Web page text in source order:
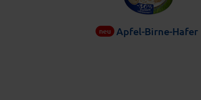
neu Apfel-Birne-Hafer